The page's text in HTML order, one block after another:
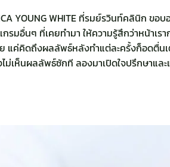
YOUNG WHITE ที่รมย์รวินท์คลินิก ขอบ
มอื่นๆ ที่เคยทำมา ให้ความรู้สึกว่าหน้าเร
แค่คิดถึงผลลัพธ์หลังทำแต่ละครั้งก็อดตื่นเ
เห็นผลลัพธ์ซักที ลองมาเปิดใจปรึกษาแ